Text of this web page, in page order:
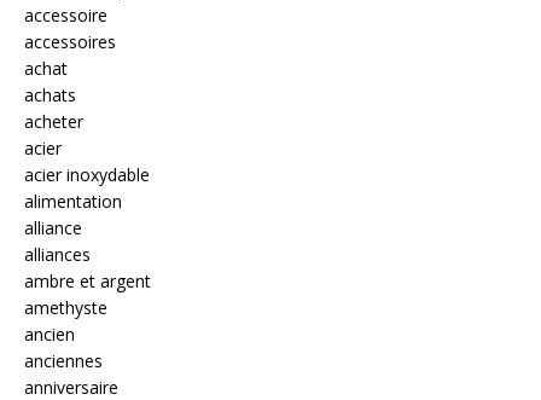
accessoire
accessoires
achat
achats
acheter
acier
acier inoxydable
alimentation
alliance
alliances
ambre et argent
amethyste
ancien
anciennes
anniversaire